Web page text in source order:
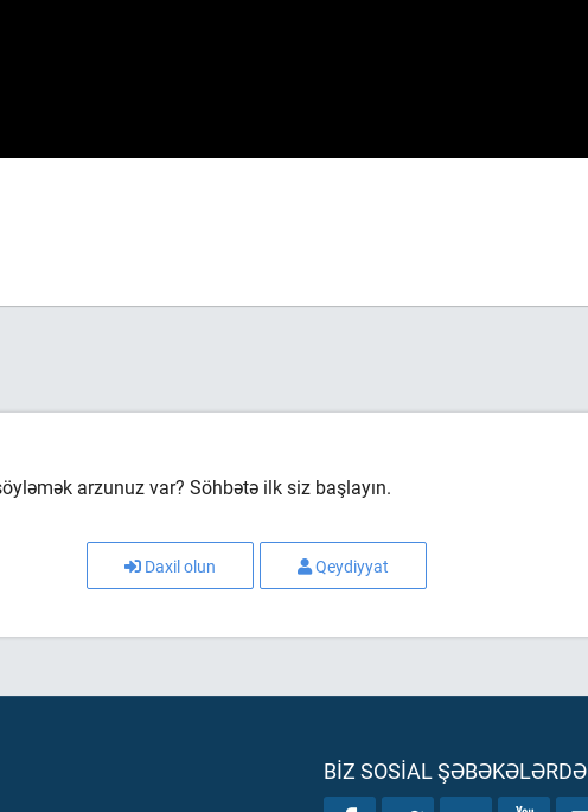
arzunuz var? Söhbətə ilk siz başlayın.
Daxil olun Qeydiyyat
BIZ SOSIAL ŞƏBƏKƏLƏRDƏ